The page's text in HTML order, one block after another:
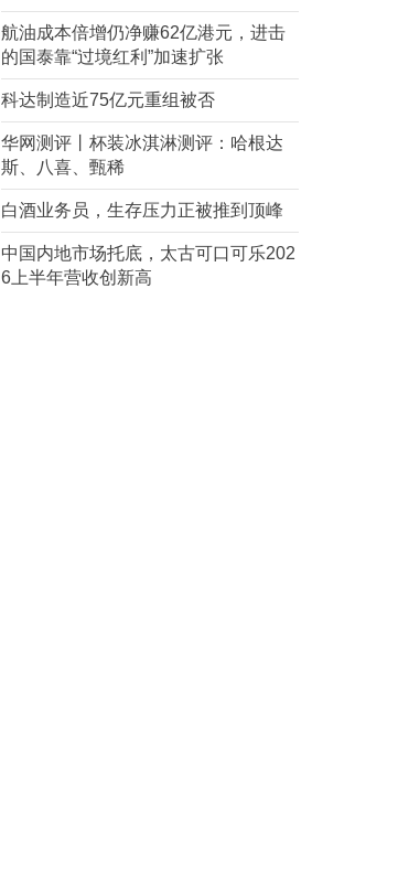
族”浮出水面？
航油成本倍增仍净赚62亿港元，进击
的国泰靠“过境红利”加速扩张
科达制造近75亿元重组被否
华网测评丨杯装冰淇淋测评：哈根达
斯、八喜、甄稀
白酒业务员，生存压力正被推到顶峰
中国内地市场托底，太古可口可乐202
6上半年营收创新高